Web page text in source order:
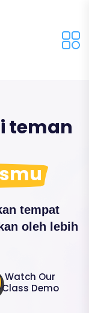
teman
tempat
oleh lebih
Watch Our
Class Demo